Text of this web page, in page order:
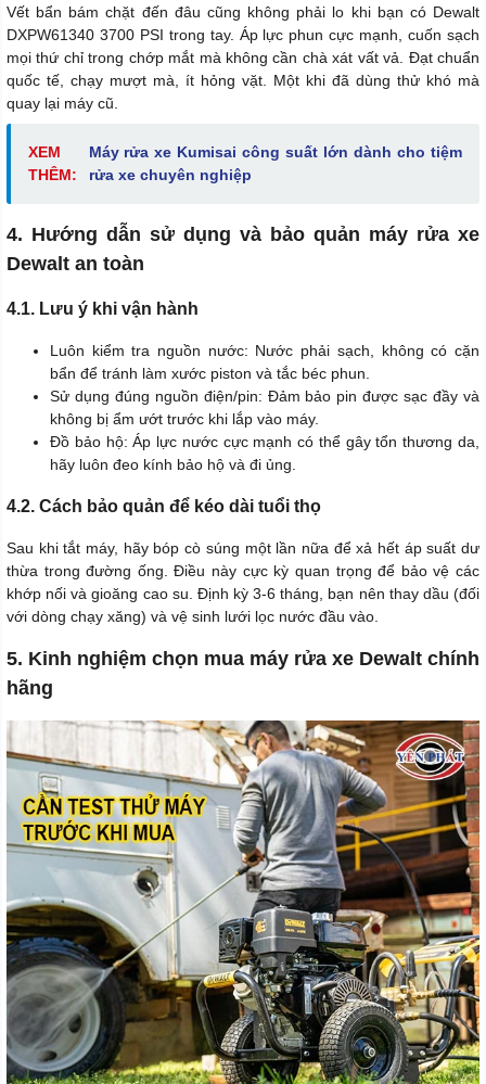
Vết bẩn bám chặt đến đâu cũng không phải lo khi bạn có Dewalt
DXPW61340 3700 PSI trong tay. Áp lực phun cực mạnh, cuốn sạch
mọi thứ chỉ trong chớp mắt mà không cần chà xát vất vả. Đạt chuẩn
quốc tế, chạy mượt mà, ít hỏng vặt. Một khi đã dùng thử khó mà
quay lại máy cũ.
XEM
THÊM:
Máy rửa xe Kumisai công suất lớn dành cho tiệm
rửa xe chuyên nghiệp
4. Hướng dẫn sử dụng và bảo quản máy rửa xe
Dewalt an toàn
4.1. Lưu ý khi vận hành
Luôn kiểm tra nguồn nước: Nước phải sạch, không có cặn
bẩn để tránh làm xước piston và tắc béc phun.
Sử dụng đúng nguồn điện/pin: Đảm bảo pin được sạc đầy và
không bị ẩm ướt trước khi lắp vào máy.
Đồ bảo hộ: Áp lực nước cực mạnh có thể gây tổn thương da,
hãy luôn đeo kính bảo hộ và đi ủng.
4.2. Cách bảo quản để kéo dài tuổi thọ
Sau khi tắt máy, hãy bóp cò súng một lần nữa để xả hết áp suất dư
thừa trong đường ống. Điều này cực kỳ quan trọng để bảo vệ các
khớp nối và gioăng cao su. Định kỳ 3-6 tháng, bạn nên thay dầu (đối
với dòng chạy xăng) và vệ sinh lưới lọc nước đầu vào.
5. Kinh nghiệm chọn mua máy rửa xe Dewalt chính
hãng